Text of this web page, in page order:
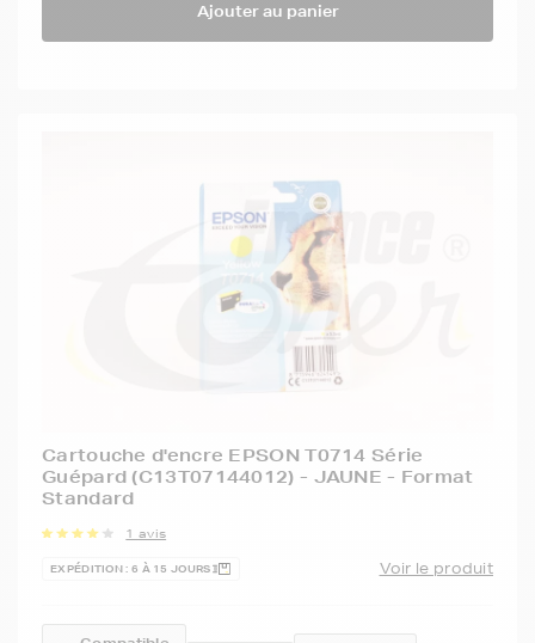
Ajouter au panier
Cartouche d'encre EPSON T0714 Série
Guépard (C13T07144012) - JAUNE - Format
Standard
1 avis
EXPÉDITION : 6 À 15 JOURS Voir le produit